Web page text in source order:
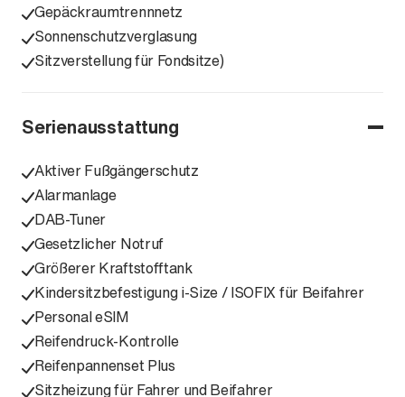
Gepäckraumtrennnetz
Sonnenschutzverglasung
Sitzverstellung für Fondsitze)
Serienausstattung
Aktiver Fußgängerschutz
Alarmanlage
DAB-Tuner
Gesetzlicher Notruf
Größerer Kraftstofftank
Kindersitzbefestigung i-Size / ISOFIX für Beifahrer
Personal eSIM
Reifendruck-Kontrolle
Reifenpannenset Plus
Sitzheizung für Fahrer und Beifahrer